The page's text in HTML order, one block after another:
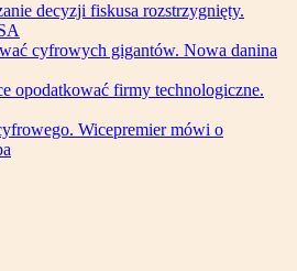
decyzji fiskusa rozstrzygnięty.
cyfrowych gigantów. Nowa danina
opodatkować firmy technologiczne.
Wicepremier mówi o